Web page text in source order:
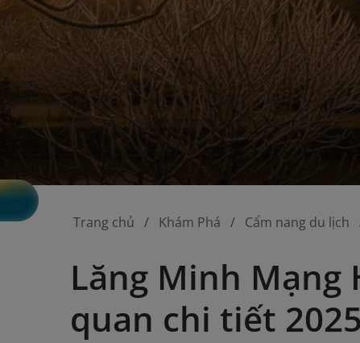
Trang chủ Khám Phá Cẩm nang du lịch
Lăng Minh
quan chi tiết 2025